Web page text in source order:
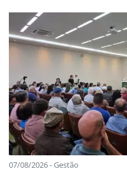
07/08/2026 - Gestão